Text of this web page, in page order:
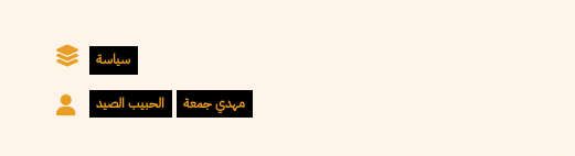
سياسة
الحبيب الصيد مهدي جمعة